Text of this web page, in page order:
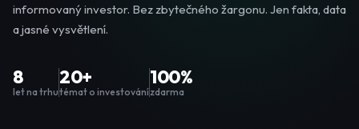
informovaný investor. Bez zbytečného žargonu. Jen fakta, data
a jasné vysvětlení.
8
let na trhu
20+
témat o investování
100%
zdarma